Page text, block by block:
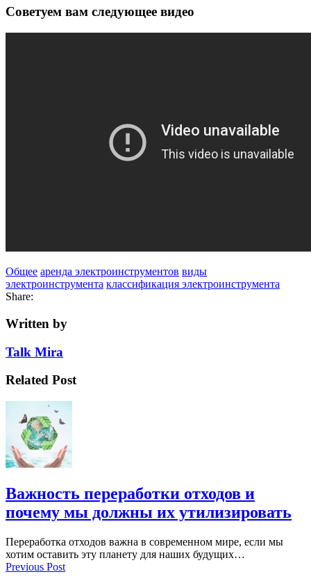
Советуем вам следующее видео
Общее аренда электроинструментов виды
электроинструмента классификация электроинструмента
Share:
Written by
Talk Mira
Related Post
Важность переработки отходов и
почему мы должны их утилизировать
Переработка отходов важна в современном мире, если мы
хотим оставить эту планету для наших будущих…
Previous Post